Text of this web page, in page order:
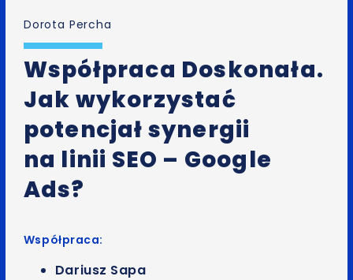
Dorota Percha
Współpraca Doskonała.
Jak wykorzystać
potencjał synergii
na linii SEO – Google
Ads?
Współpraca:
Dariusz Sapa